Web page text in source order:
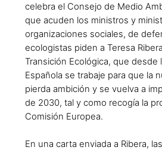
celebra el Consejo de Medio
que acuden los ministros y
organizaciones sociales, de
ecologistas piden a Teresa
Transición Ecológica, que desde
Española se trabaje para que la
pierda ambición y se vuelva a
de 2030, tal y como recogía la
Comisión Europea.
En una carta enviada a Ribera,